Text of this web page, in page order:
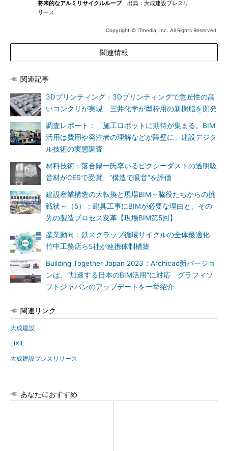
将来的なアルミリサイクルループ出典：大成建設プレスリ
リース
Copyright © ITmedia, Inc. All Rights Reserved.
関連情報
関連記事
3Dプリンティング：3Dプリンティングで意匠性の高
いコンクリが実現 三井化学が型枠用の新樹脂を開発
調査レポート：「施工ロボットに期待が集まる。BIM
活用は費用や発注者の理解などが障壁に」建設デジタ
ル技術の実態調査
材料技術：落合陽一氏率いるピクシーダストの透明吸
音材がCESで受賞、“構造で吸音”を評価
建設産業構造の大転換と現場BIM～脇役たちからの挑
戦状～（5）：建具工事にBIMが必要な理由と、その
先の製造プロセス変革【現場BIM第5回】
産業動向：鉄スクラップ循環サイクルの全体最適化
竹中工務店ら5社が連携体制構築
Building Together Japan 2023：Archicad新バージョ
ンは、“加速する日本のBIM活用”に対応 グラフィソ
フトジャパンのアップデートを一挙紹介
関連リンク
大成建設
LIXIL
大成建設プレスリリース
あなたにおすすめ